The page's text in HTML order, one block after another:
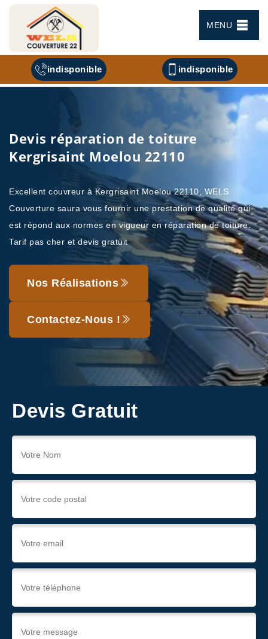
MENU
indisponible indisponible
Devis réparation de toiture
Kergrisaint Moelou 22110
Excellent couvreur à Kergrisaint Moelou 22110, WELS
Couverture saura vous fournir une prestation de qualité qui
est répond aux normes en vigueur en réparation de toiture.
Tarif pas cher et devis gratuit
Nos Réalisations
Contactez-Nous !
Devis Gratuit